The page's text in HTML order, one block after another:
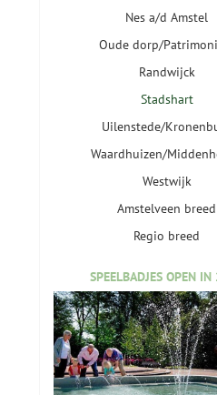
Nes a/d Amstel
Oude dorp/
Randwijck
Stadshart
Uilenstede/
Waardhuizen/
Westwijk
Amstelveen breed
Regio breed
SPEELBADJES OPEN